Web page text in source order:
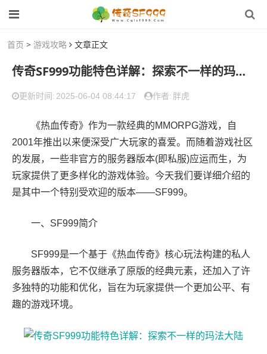
首页 > 游戏攻略 文章正文
传奇SF999功能特色详解：探索不一样的玛法大陆
更新时间: 2025-06-04 08:44:17 作者: 胖虎
《热血传奇》作为一款经典的MMORPG游戏，自
2001年推出以来便深受广大玩家的喜爱。而随着游戏社区
的发展，一些非官方的服务器版本(即私服)应运而生，为
玩家提供了更多样化的游戏体验。今天我们要详细介绍的
是其中一个特别受欢迎的版本——SF999。
一、SF999简介
SF999是一个基于《热血传奇》核心玩法构建的私人
服务器版本，它不仅继承了原版的经典元素，还加入了许
多独特的功能和优化，旨在为玩家提供一个更加公平、有
趣的游戏环境。